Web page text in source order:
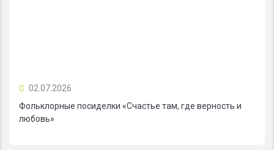
02.07.2026
Фольклорные посиделки «Счастье там, где верность и
любовь»